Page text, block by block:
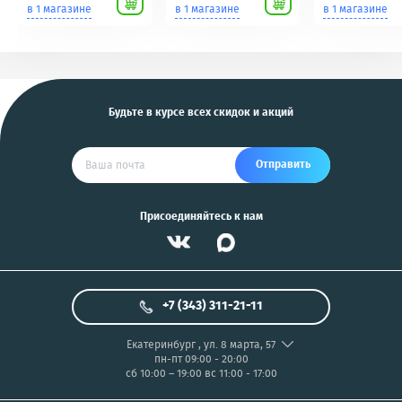
Scher-Khan,
Tomahawk, Pandora,
в 1 магазине
для фотоаппаратов
NIKON/SONY COOL
в 1 магазине
в 1 магазине
Будьте в курсе всех скидок и акций
Отправить
Присоединяйтесь к нам
+7 (343) 311-21-11
Екатеринбург, ул. 8 марта, 57
пн-пт 09:00 - 20:00
сб 10:00 – 19:00 вс 11:00 - 17:00